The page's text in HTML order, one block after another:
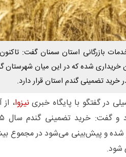
خریداری شده که در این میان شهرستان
تضمینی گندم استان قرار دارد.
در گفتگو با پایگاه خبرینیزوا،
شود.